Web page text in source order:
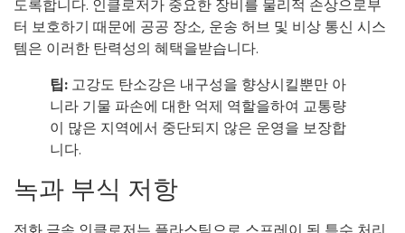
도록합니다. 인클로저가 중요한 장비를 물리적 손상으로부
터 보호하기 때문에 공공 장소, 운송 허브 및 비상 통신 시스
템은 이러한 탄력성의 혜택을받습니다.
팁:고강도 탄소강은 내구성을 향상시킬뿐만 아
니라 기물 파손에 대한 억제 역할을하여 교통량
이 많은 지역에서 중단되지 않은 운영을 보장합
니다.
녹과 부식 저항